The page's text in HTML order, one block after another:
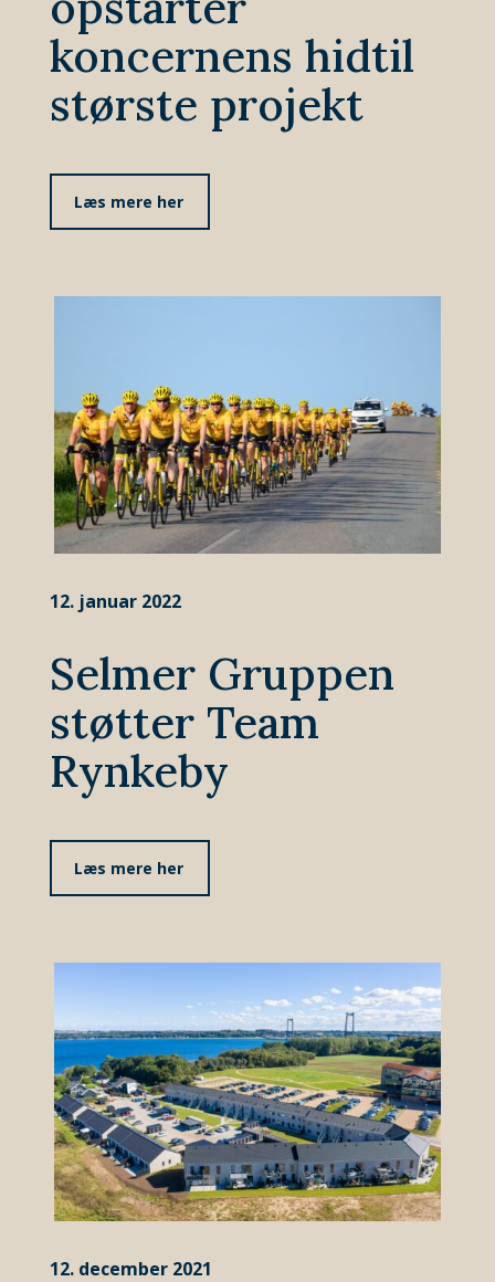
koncernens hidtil
største projekt
Læs mere her
12. januar 2022
Selmer Gruppen
støtter Team
Rynkeby
Læs mere her
12. december 2021